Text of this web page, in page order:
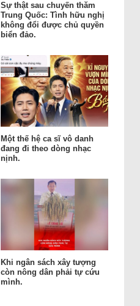
Sự thật sau chuyến thăm
Trung Quốc: Tình hữu nghị
không đổi được chủ quyền
biển đảo.
Một thế hệ ca sĩ vô danh
đang đi theo dòng nhạc
nịnh.
Khi ngân sách xây tượng
còn nông dân phải tự cứu
mình.